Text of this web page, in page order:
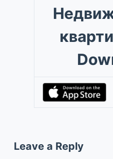
Leave a Reply